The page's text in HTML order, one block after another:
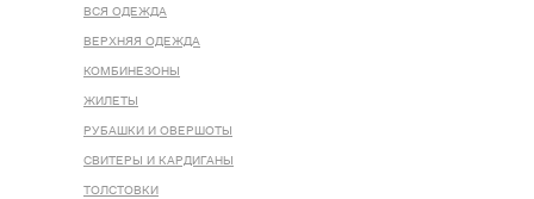
ВСЯ ОДЕЖДА
ВЕРХНЯЯ ОДЕЖДА
КОМБИНЕЗОНЫ
ЖИЛЕТЫ
РУБАШКИ И ОВЕРШОТЫ
СВИТЕРЫ И КАРДИГАНЫ
ТОЛСТОВКИ